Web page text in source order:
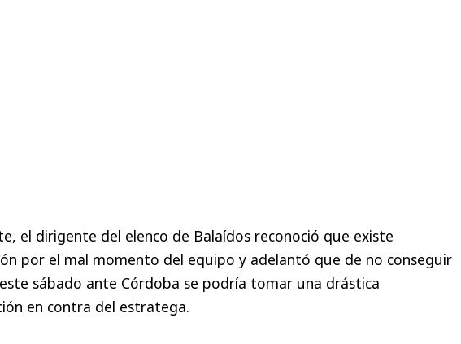
el dirigente del elenco de Balaídos reconoció que existe
por el mal momento del equipo y adelantó que de no conseguir
sábado ante Córdoba se podría tomar una drástica
en contra del estratega.